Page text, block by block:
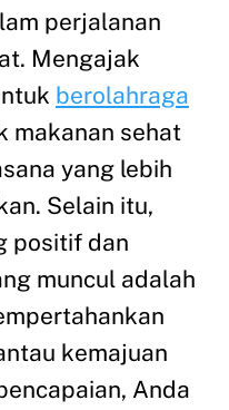
perjalanan
Mengajak
berolahraga
makanan sehat
yang lebih
Selain itu,
positif dan
muncul adalah
kemajuan
Anda